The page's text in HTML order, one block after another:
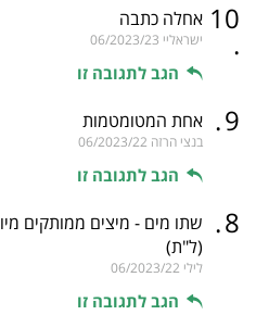
10
.
אחלה כתבה
ישראליי 06/2023/23
הגב לתגובה זו
9
. אחת המטומטמות
בנצי הרזה 06/2023/22
הגב לתגובה זו
8
. שתו מים - מיצים ממותקים
(ל"ת)
לילי 06/2023/22
הגב לתגובה זו